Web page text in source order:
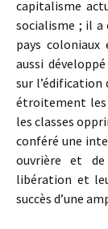
capitalisme
socialisme ; il
pays coloniaux
aussi
sur l’édification
étroitement les
les classes
conféré une
ouvrière et
libération et
succès d’une